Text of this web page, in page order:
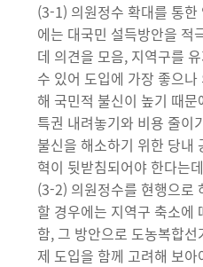
(3-1) 의원정수 확대를 통
에는 대국민 설득방안을 적
데 의견을 모음, 지역구를
수 있어 도입에 가장 좋으
해 국민적 불신이 높기 때
특권 내려놓기와 비용 줄이
불신을 해소하기 위한 당내
혁이 뒷받침되어야 한다는
(3-2) 의원정수를 현행으로
할 경우에는 지역구 축소에
함, 그 방안으로 도농복합
제 도입을 함께 고려해 보